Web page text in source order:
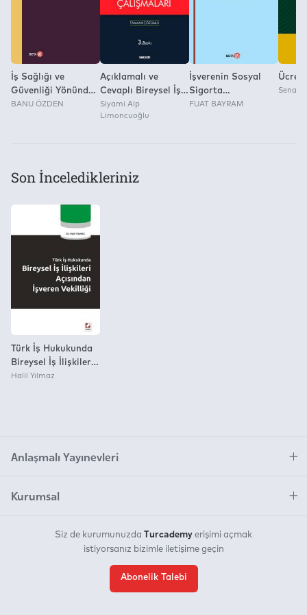
İş Sağlığı ve
Güvenliği Yönünden
Asıl İşveren Alt
BANU ÖZDEN
Açıklamalı ve
Cevaplı Bireysel İş
Hukuku Pratik
Çalışmaları
Siyami Alp
Limoncuoğlu
İşverenin Sosyal
Sigorta
Yükümlülükleri
FUAT BAYRAM
Sena
Son İnceledikleriniz
Türk İş Hukukunda
Bireysel İş İlişkileri
Açısından İşveren
Halil Yılmaz
Anlaşmalı Yayınevleri
Kurumsal
Siz de kurumunuzda Turcademy erişimi açmak
istiyorsanız bizimle iletişime geçin
Abonelik Talebi